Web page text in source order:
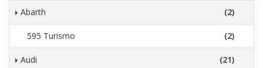
Abarth (2)
595 Turismo (2)
Audi (21)